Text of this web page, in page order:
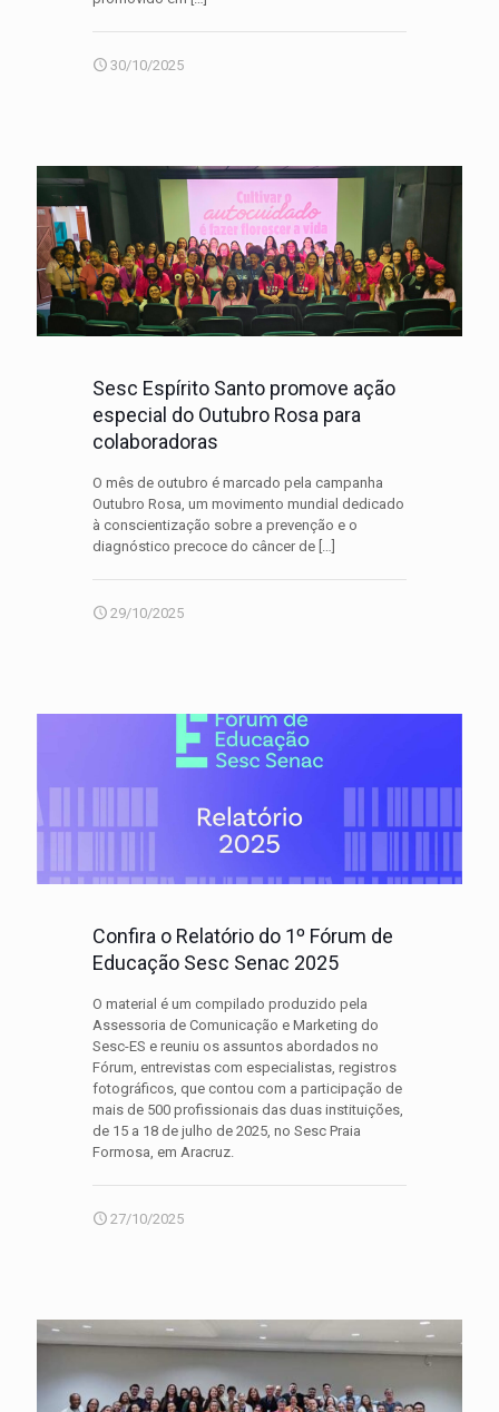
30/10/2025
Sesc Espírito Santo promove ação
especial do Outubro Rosa para
colaboradoras
O mês de outubro é marcado pela campanha
Outubro Rosa, um movimento mundial dedicado
à conscientização sobre a prevenção e o
diagnóstico precoce do câncer de […]
29/10/2025
Confira o Relatório do 1º Fórum de
Educação Sesc Senac 2025
O material é um compilado produzido pela
Assessoria de Comunicação e Marketing do
Sesc-ES e reuniu os assuntos abordados no
Fórum, entrevistas com especialistas, registros
fotográficos, que contou com a participação de
mais de 500 profissionais das duas instituições,
de 15 a 18 de julho de 2025, no Sesc Praia
Formosa, em Aracruz.
27/10/2025